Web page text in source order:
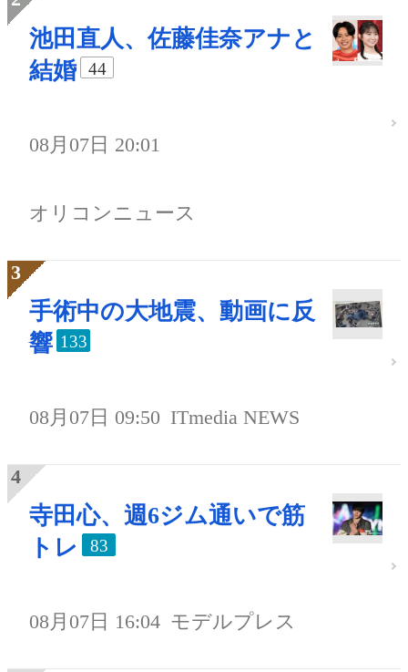
池田直人、佐藤佳奈アナと
結婚
44
08月07日 20:01
オリコンニュース
手術中の大地震、動画に反
響 133
08月07日 09:50 ITmedia NEWS
寺田心、週6ジム通いで筋
トレ
83
08月07日 16:04 モデルプレス